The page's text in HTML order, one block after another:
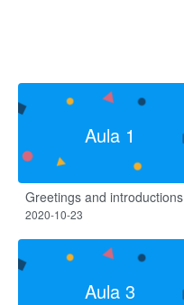
Aula 1
Greetings and introductions
2020-10-23
Aula 3